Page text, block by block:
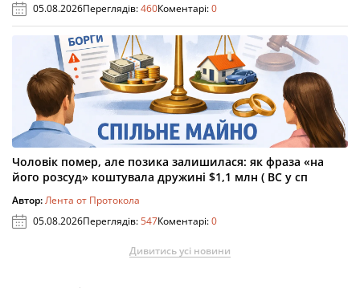
05.08.2026Переглядів:460Коментарі:0
Чоловік помер, але позика залишилася: як фраза «на
його розсуд» коштувала дружині $1,1 млн ( ВС у сп
Автор:Лента от Протокола
05.08.2026Переглядів:547Коментарі:0
Дивитись усі новини